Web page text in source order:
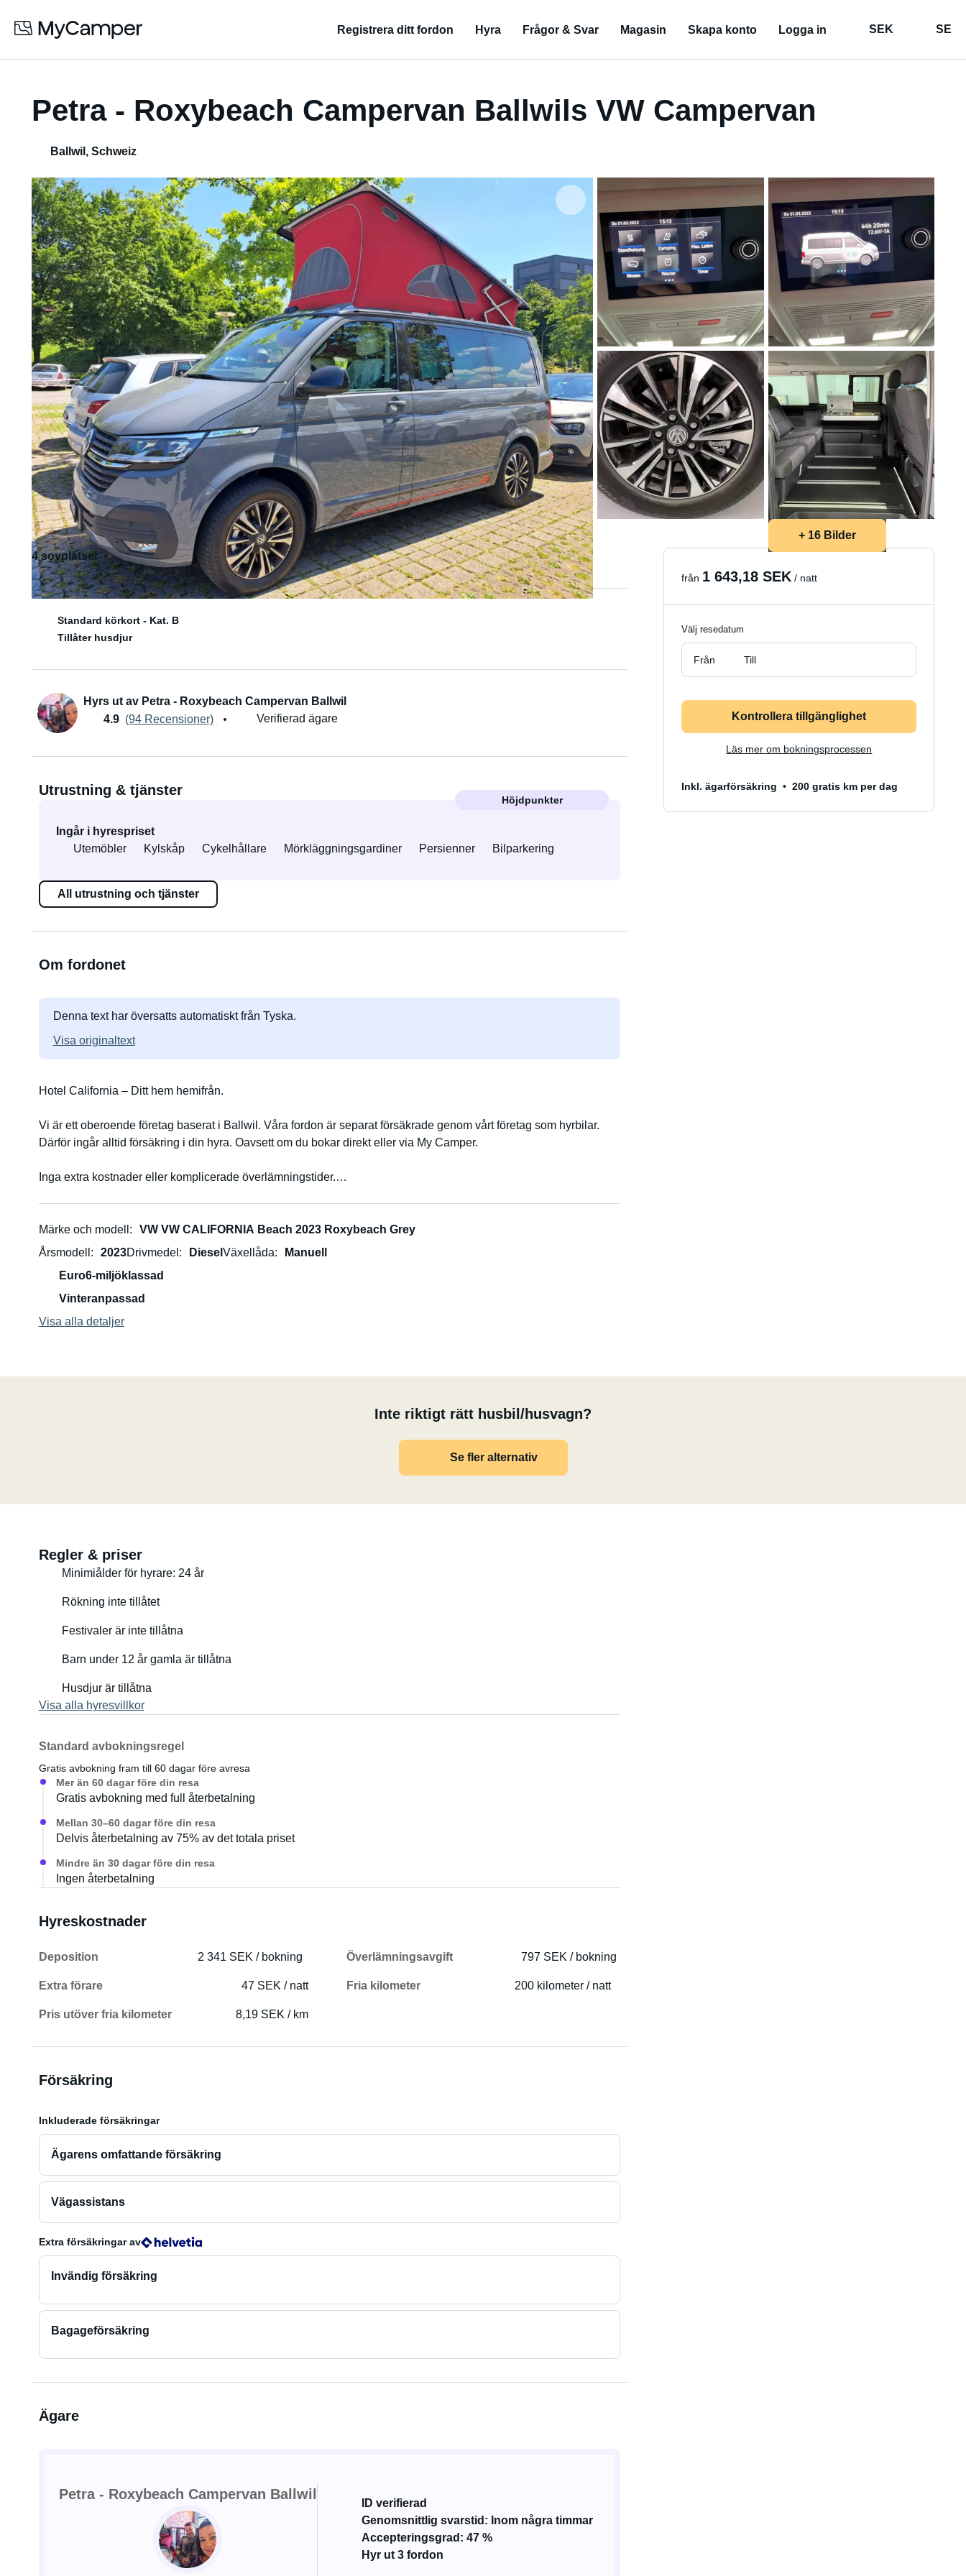
Registrera ditt fordon Hyra Frågor & Svar Magasin Skapa konto Logga in SEK SE
Petra - Roxybeach Campervan Ballwils VW Campervan
Ballwil , Schweiz
+ 16 Bilder
4 sovplatser
5 sittplatser
Standard körkort - Kat. B
Tillåter husdjur
Hyrs ut av Petra - Roxybeach Campervan Ballwil
4.9 (94 Recensioner) Verifierad ägare
Utrustning & tjänster
Höjdpunkter
Ingår i hyrespriset
Utemöbler
Kylskåp Cykelhållare Mörkläggningsgardiner Persienner Bilparkering
All utrustning och tjänster
Om fordonet
Denna text har översatts automatiskt från Tyska.
Visa originaltext
Hotel California – Ditt hem hemifrån.
Vi är ett oberoende företag baserat i Ballwil. Våra fordon är separat försäkrade genom vårt företag som hyrbilar.
Därför ingår alltid försäkring i din hyra. Oavsett om du bokar direkt eller via My Camper.
Inga extra kostnader eller komplicerade överlämningstider.
Med vår California Beach är du fri, flexibel och ändå känner dig som hemma.
Ingår tjänster:
Gratis parkering hos oss under hela din resa
Flexibla upphämtnings- och avlämningstider – inga strikta krav från oss.
5 säten
Sovplatser perfekta för 2 vuxna + upp till 3 barn
Matbord och 2 matstolar
Extravärmare för kalla dagar
Kylbox, gasspis och cykelställ finns på begäran
---
Oavsett om det är för vardagsbruk eller semester – California är den perfekta husbilen.
Med moderna funktioner, högkvalitativa material och smarta förvaringslösningar kommer du att känna dig som
hemma på vägen.
Märke och modell
VW VW CALIFORNIA Beach 2023 Roxybeach Grey
Årsmodell
2023Drivmedel Diesel Växellåda
Manuell
Euro6-miljöklassad
Vinteranpassad
Visa alla detaljer
Inte riktigt rätt husbil/husvagn?
Se fler alternativ
Regler & priser
Minimiålder för hyrare: 24 år
Rökning inte tillåtet
Festivaler är inte tillåtna
Barn under 12 år gamla är tillåtna
Husdjur är tillåtna
Visa alla hyresvillkor
Standard avbokningsregel
Gratis avbokning fram till 60 dagar före avresa
Mer än 60 dagar före din resa
Gratis avbokning med full återbetalning
Mellan 30–60 dagar före din resa
Delvis återbetalning av 75% av det totala priset
Mindre än 30 dagar före din resa
Ingen återbetalning
Hyreskostnader
Deposition 2 341 SEK / bokning Överlämningsavgift 797 SEK / bokning
Extra förare 47 SEK / natt Fria kilometer 200 kilometer / natt
Pris utöver fria kilometer 8,19 SEK / km
Försäkring
Inkluderade försäkringar
Ägarens omfattande försäkring
Vägassistans
Extra försäkringarav
Invändig försäkring
Bagageförsäkring
Ägare
Petra - Roxybeach Campervan Ballwil
ID verifierad
Genomsnittlig svarstid: Inom några timmar
Accepteringsgrad: 47 %
Hyr ut 3 fordon
från 1 643,18 SEK / natt
Välj resedatum
Från Till
Kontrollera tillgänglighet
Läs mer om bokningsprocessen
Inkl. ägarförsäkring 200 gratis km per dag